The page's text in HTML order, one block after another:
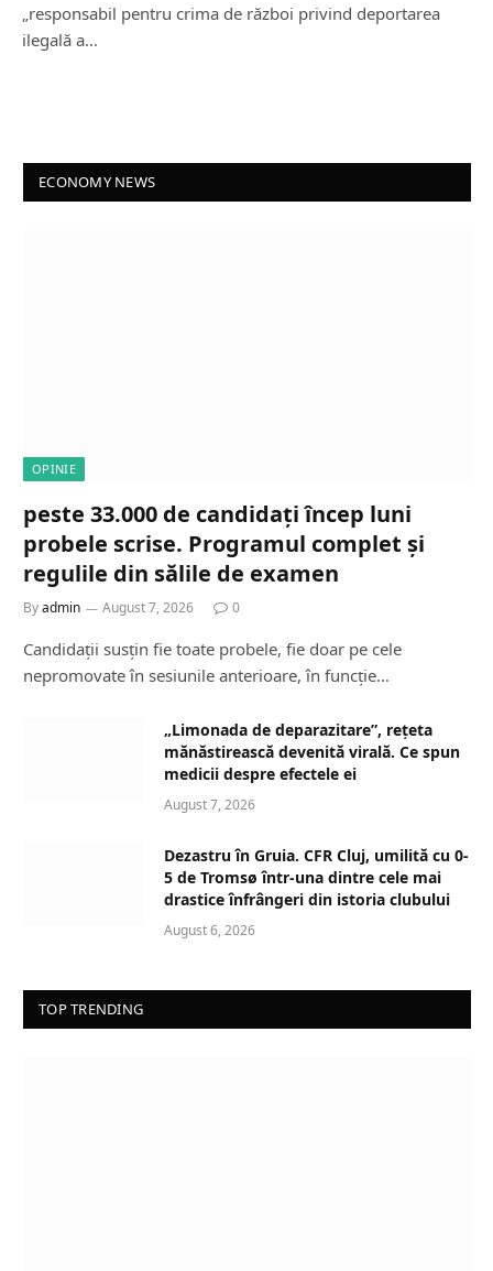
„responsabil pentru crima de război privind deportarea
ilegală a…
ECONOMY NEWS
OPINIE
peste 33.000 de candidați încep luni
probele scrise. Programul complet și
regulile din sălile de examen
Byadmin August 7, 2026 0
Candidații susțin fie toate probele, fie doar pe cele
nepromovate în sesiunile anterioare, în funcție…
„Limonada de deparazitare”, rețeta
mănăstirească devenită virală. Ce spun
medicii despre efectele ei
August 7, 2026
Dezastru în Gruia. CFR Cluj, umilită cu 0-
5 de Tromsø într-una dintre cele mai
drastice înfrângeri din istoria clubului
August 6, 2026
TOP TRENDING